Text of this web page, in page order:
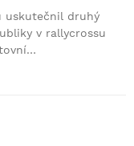
uskutečnil druhý
v rallycrossu